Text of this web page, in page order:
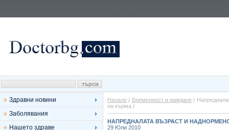
Здравни новини
Заболявания
Нашето здраве
Начало Бременност и раждане
на кърма
НАПРЕДНАЛАТА ВЪЗРАСТ И
29 Юли 2010